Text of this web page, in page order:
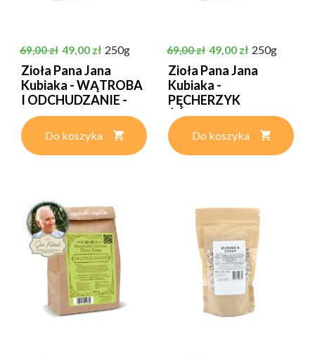
Cena podstawowa
69,00 zł Cena
49,00 zł 250g
Zioła Pana Jana
Kubiaka - WĄTROBA
I ODCHUDZANIE -
250g
Do koszyka
Cena podstawowa
69,00 zł Cena
49,00 zł 250g
Zioła Pana Jana
Kubiaka -
PĘCHERZYK
ŻÓŁCIOWY - 250g
Do koszyka